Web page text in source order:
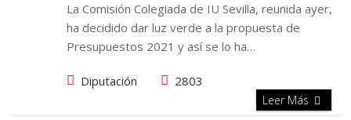
La Comisión Colegiada de IU Sevilla, reunida ayer,
ha decidido dar luz verde a la propuesta de
Presupuestos 2021 y así se lo ha…
Diputación 2803
Leer Más